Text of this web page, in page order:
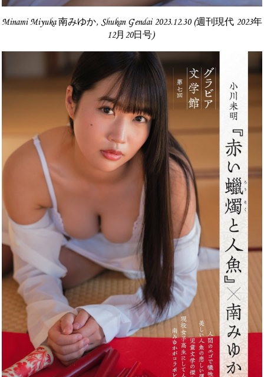
Minami Miyuka 南みゆか, Shukan Gendai 2023.12.30 (週刊現代 2023年
12月20日号)